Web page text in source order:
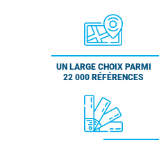
UN LARGE CHOIX PARMI
22 000 RÉFÉRENCES